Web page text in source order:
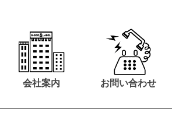
会社案内 お問い合わせ